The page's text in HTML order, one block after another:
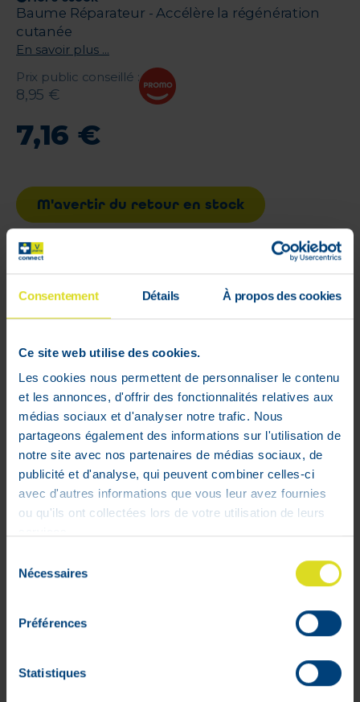
Consentement Détails À propos des cookies
Ce site web utilise des cookies.
Les cookies nous permettent de personnaliser le contenu
et les annonces, d'offrir des fonctionnalités relatives aux
médias sociaux et d'analyser notre trafic. Nous
partageons également des informations sur l'utilisation de
notre site avec nos partenaires de médias sociaux, de
publicité et d'analyse, qui peuvent combiner celles-ci
avec d'autres informations que vous leur avez fournies
ou qu'ils ont collectées lors de votre utilisation de leurs
Nécessaires
Préférences
Statistiques
Baume Réparateur - Accélère la régénération
cutanée
En savoir plus ...
Prix public conseillé :
8,95 €
7,16 €
M'avertir du retour en stock
Livraison rapide et gratuite
à partir de 59 €
Paiement 100%
sécurisé garanti
Mon compte
Mon panier
Listes d'envie